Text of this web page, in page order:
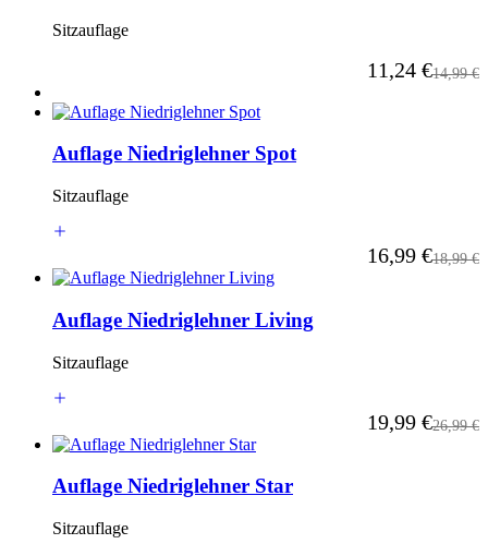
Sitzauflage
Ab
11,24 €14,99 €
Auflage Niedriglehner Spot
Sitzauflage
Ab
16,99 €18,99 €
Auflage Niedriglehner Living
Sitzauflage
Ab
19,99 €26,99 €
Auflage Niedriglehner Star
Sitzauflage